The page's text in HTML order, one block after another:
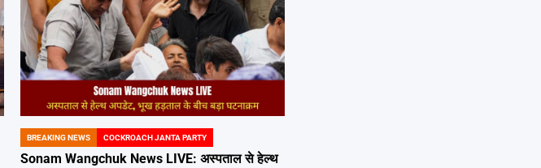
POSTED
IN
BREAKING NEWS COCKROACH JANTA PARTY
Sonam Wangchuk News LIVE: अस्पताल से हेल्थ